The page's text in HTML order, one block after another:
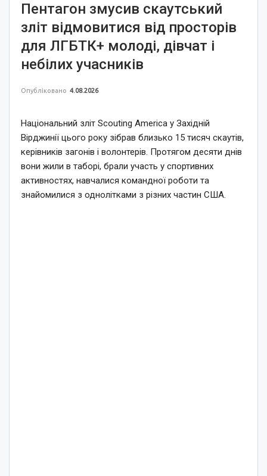
Пентагон змусив скаутський
зліт відмовитися від просторів
для ЛГБТК+ молоді, дівчат і
небілих учасників
Опубліковано 4.08.2026
Національний зліт Scouting America у Західній
Вірджинії цього року зібрав близько 15 тисяч скаутів,
керівників загонів і волонтерів. Протягом десяти днів
вони жили в таборі, брали участь у спортивних
активностях, навчалися командної роботи та
знайомилися з однолітками з різних частин США.